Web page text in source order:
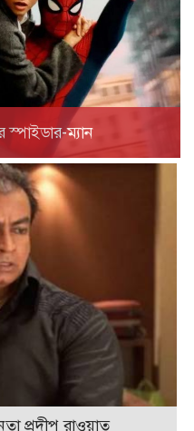
স্পাইডার-ম্যান
প্রদীপ রাওয়াত